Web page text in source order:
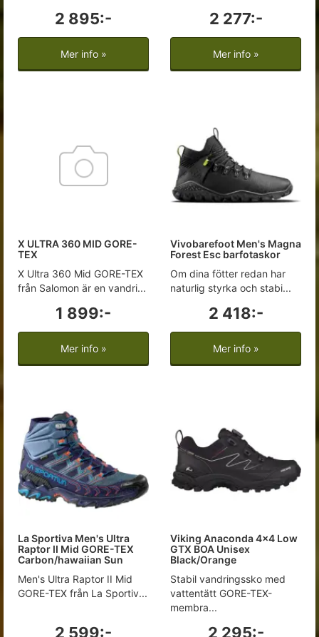
2 895:-
Mer info »
2 277:-
Mer info »
X ULTRA 360 MID GORE-
TEX
X Ultra 360 Mid GORE-TEX
från Salomon är en vandri...
1 899:-
Mer info »
Vivobarefoot Men's Magna
Forest Esc barfotaskor
Om dina fötter redan har
naturlig styrka och stabi...
2 418:-
Mer info »
La Sportiva Men's Ultra
Raptor II Mid GORE-TEX
Carbon/hawaiian Sun
Men's Ultra Raptor II Mid
GORE-TEX från La Sportiv...
2 599:-
Viking Anaconda 4x4 Low
GTX BOA Unisex
Black/Orange
Stabil vandringssko med
vattentätt GORE-TEX-
membra...
2 295:-